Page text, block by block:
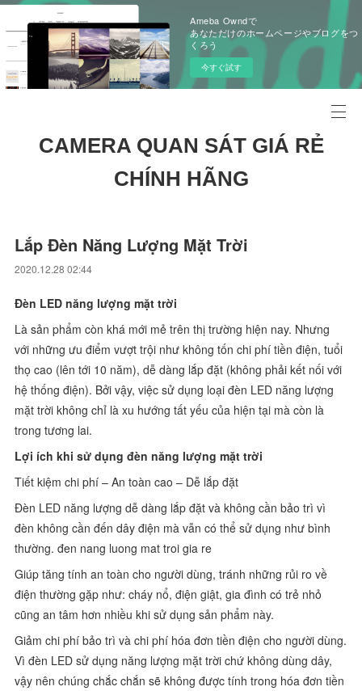
Ameba Owndで
あなただけのホームページやブログをつ
くろう
今すぐ試す
CAMERA QUAN SÁT GIÁ RẺ
CHÍNH HÃNG
Lắp Đèn Năng Lượng Mặt Trời
2020.12.28 02:44
Đèn LED năng lượng mặt trời
Là sản phẩm còn khá mới mẻ trên thị trường hiện nay. Nhưng
với những ưu điểm vượt trội như không tốn chi phí tiền điện, tuổi
thọ cao (lên tới 10 năm), dễ dàng lắp đặt (không phải kết nối với
hệ thống điện). Bởi vậy, việc sử dụng loại đèn LED năng lượng
mặt trời không chỉ là xu hướng tất yếu của hiện tại mà còn là
trong tương lai.
Lợi ích khi sử dụng đèn năng lượng mặt trời
Tiết kiệm chi phí – An toàn cao – Dễ lắp đặt
Đèn LED năng lượng dễ dàng lắp đặt và không cần bảo trì vì
đèn không cần đến dây điện mà vẫn có thể sử dụng như bình
thường. đen nang luong mat troi gia re
Giúp tăng tính an toàn cho người dùng, tránh những rủi ro về
điện thường gặp như: cháy nổ, điện giật, gia đình có trẻ nhỏ
cũng an tâm hơn nhiều khi sử dụng sản phẩm này.
Giảm chi phí bảo trì và chi phí hóa đơn tiền điện cho người dùng.
Vì đèn LED sử dụng năng lượng mặt trời chứ không dùng dây,
vậy nên chúng chắc chắn sẽ không được tính trong hóa đơn tiền